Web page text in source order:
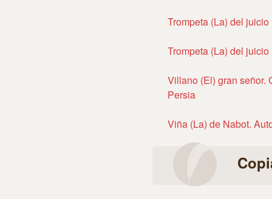
Trompeta (La) del juicio
Trompeta (La) del juicio
Villano (El) gran señor.
Persia
Viña (La) de Nabot.